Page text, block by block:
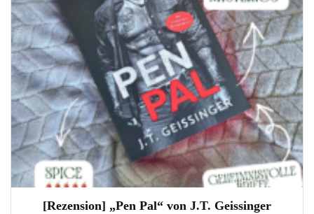
[Rezension] „Pen Pal“ von J.T. Geissinger